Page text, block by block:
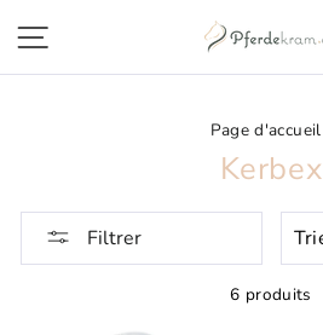
directement
contenu
Navigation sur les pages
Page d'accueil
Kerbex
Filtrer
6 produits